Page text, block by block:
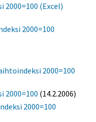
(Excel)
2000=100
2000=100
2000=100 (14.2.2006)
2000=100